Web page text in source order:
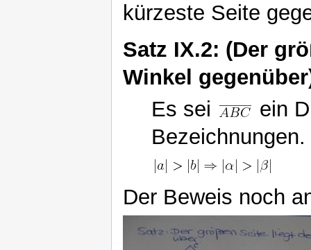
kürzeste Seite
Satz IX.2: (Der
Winkel
Es sei
ein
Bezeichnungen.
Der Beweis noch